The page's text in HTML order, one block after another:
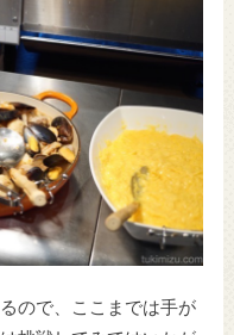
ので、ここまでは手が